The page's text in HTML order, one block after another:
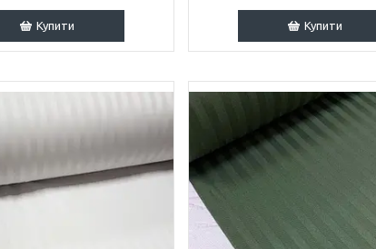
Купити Купити